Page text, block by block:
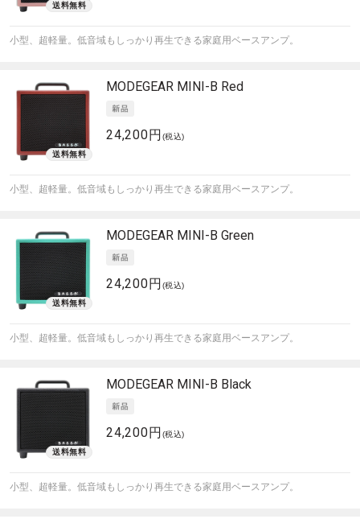
小型、超軽量。低音域もしっかり再生できる家庭用ベースアンプ。
MODEGEAR MINI-B Red
24,200円 (税込)
小型、超軽量。低音域もしっかり再生できる家庭用ベースアンプ。
MODEGEAR MINI-B Green
24,200円 (税込)
小型、超軽量。低音域もしっかり再生できる家庭用ベースアンプ。
MODEGEAR MINI-B Black
24,200円 (税込)
小型、超軽量。低音域もしっかり再生できる家庭用ベースアンプ。